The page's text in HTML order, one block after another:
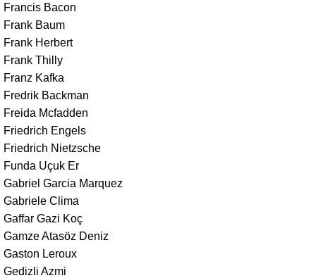
Francis Bacon
Frank Baum
Frank Herbert
Frank Thilly
Franz Kafka
Fredrik Backman
Freida Mcfadden
Friedrich Engels
Friedrich Nietzsche
Funda Uçuk Er
Gabriel Garcia Marquez
Gabriele Clima
Gaffar Gazi Koç
Gamze Atasöz Deniz
Gaston Leroux
Gedizli Azmi